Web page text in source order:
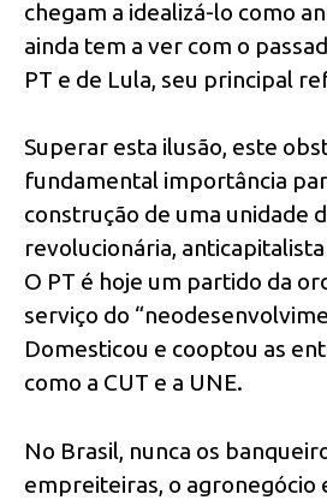
chegam a idealizá-lo como
ainda tem a ver com o
PT e de Lula, seu principal
Superar esta ilusão, este
fundamental importância
construção de uma unidade
revolucionária,
O PT é hoje um partido da
serviço do
Domesticou e cooptou as
como a CUT e a UNE.
No Brasil, nunca os
empreiteiras, o agronegócio